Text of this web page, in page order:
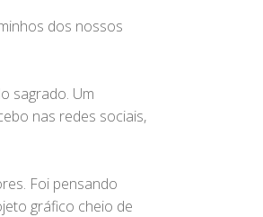
dos nossos
sagrado. Um
nas redes sociais,
Foi pensando
gráfico cheio de